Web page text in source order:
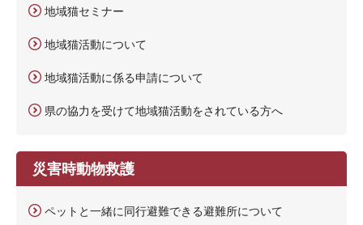
地域猫セミナー
地域猫活動について
地域猫活動に係る申請について
県の協力を受けて地域猫活動をされている方へ
災害時動物救護
ペットと一緒に同行避難できる避難所について